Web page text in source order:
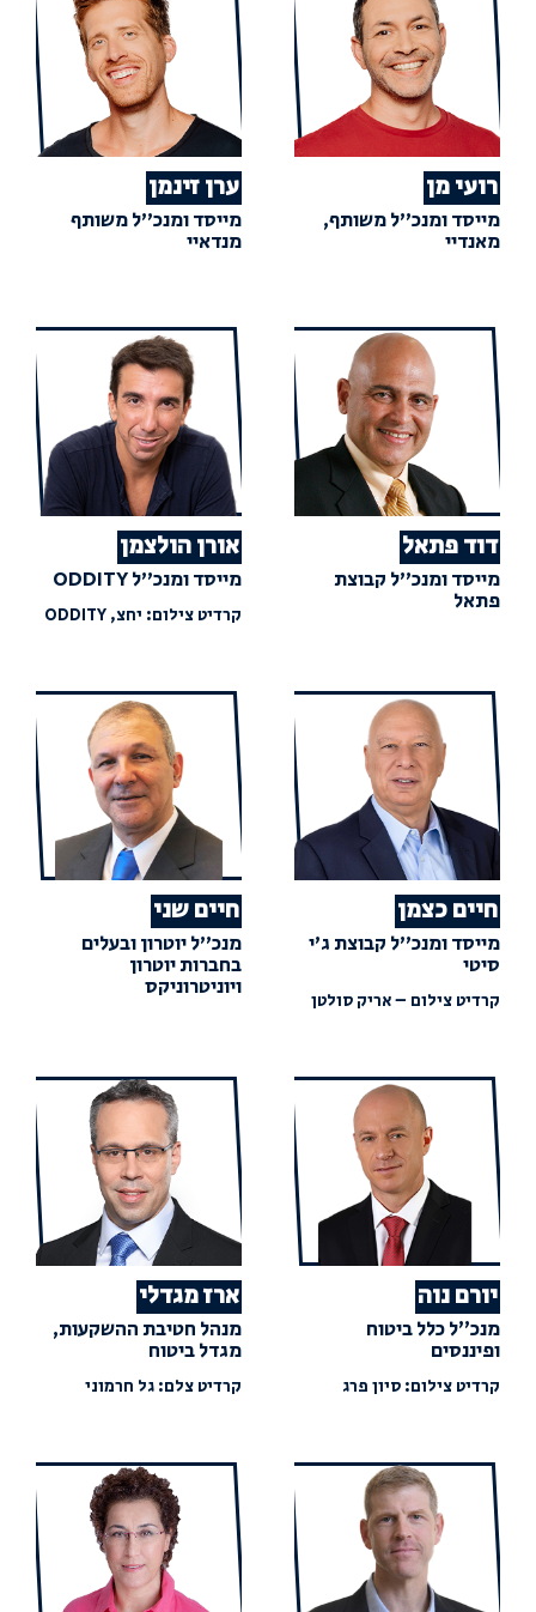
רועי מן
מייסד ומנכ"ל משותף,
מאנדיי
ערן זינמן
מייסד ומנכ"ל משותף
מנדאיי
דוד פתאל
מייסד ומנכ"ל קבוצת
פתאל
אורן הולצמן
מייסד ומנכ"ל ODDITY
קרדיט צילום: יחצ, ODDITY
חיים כצמן
מייסד ומנכ"ל קבוצת ג'י
סיטי
קרדיט צילום – אריק סולטן
חיים שני
מנכ"ל יוטרון ובעלים
בחברות יוטרון
ויוניטרוניקס
יורם נוה
מנכ״ל כלל ביטוח
ופיננסים
קרדיט צילום: סיון פרג
ארז מגדלי
מנהל חטיבת ההשקעות,
מגדל ביטוח
קרדיט צלם: גל חרמוני